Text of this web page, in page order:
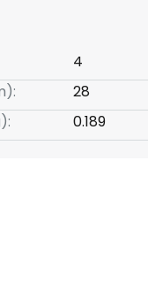
4
28
0.189